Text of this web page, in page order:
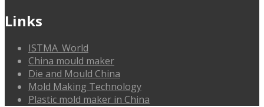
Links
ISTMA_World
China mould maker
Die and Mould China
Mold Making Technology
Plastic mold maker in China